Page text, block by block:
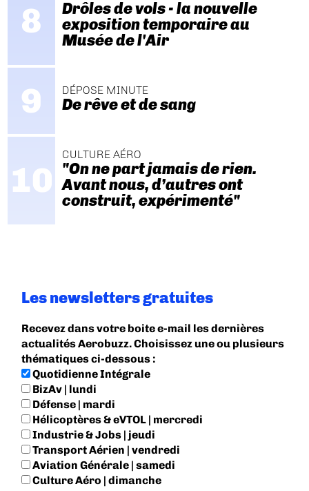
Drôles de vols - la nouvelle
exposition temporaire au
Musée de l'Air
DÉPOSE MINUTE
De rêve et de sang
CULTURE AÉRO
"On ne part jamais de rien.
Avant nous, d’autres ont
construit, expérimenté"
Les newsletters gratuites
Recevez dans votre boite e-mail les dernières
actualités Aerobuzz. Choisissez une ou plusieurs
thématiques ci-dessous :
Quotidienne Intégrale
BizAv | lundi
Défense | mardi
Hélicoptères & eVTOL | mercredi
Industrie & Jobs | jeudi
Transport Aérien | vendredi
Aviation Générale | samedi
Culture Aéro | dimanche